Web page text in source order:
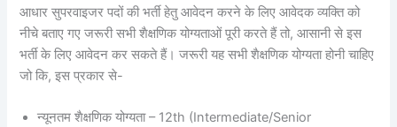
आधार सुपरवाइजर पदों की भर्ती हेतु आवेदन करने के लिए आवेदक व्यक्ति को
नीचे बताए गए जरूरी सभी शैक्षणिक योग्यताओं पूरी करते हैं तो, आसानी से इस
भर्ती के लिए आवेदन कर सकते हैं। जरूरी यह सभी शैक्षणिक योग्यता होनी चाहिए
जो कि, इस प्रकार से-
न्यूनतम शैक्षणिक योग्यता – 12th (Intermediate/Senior